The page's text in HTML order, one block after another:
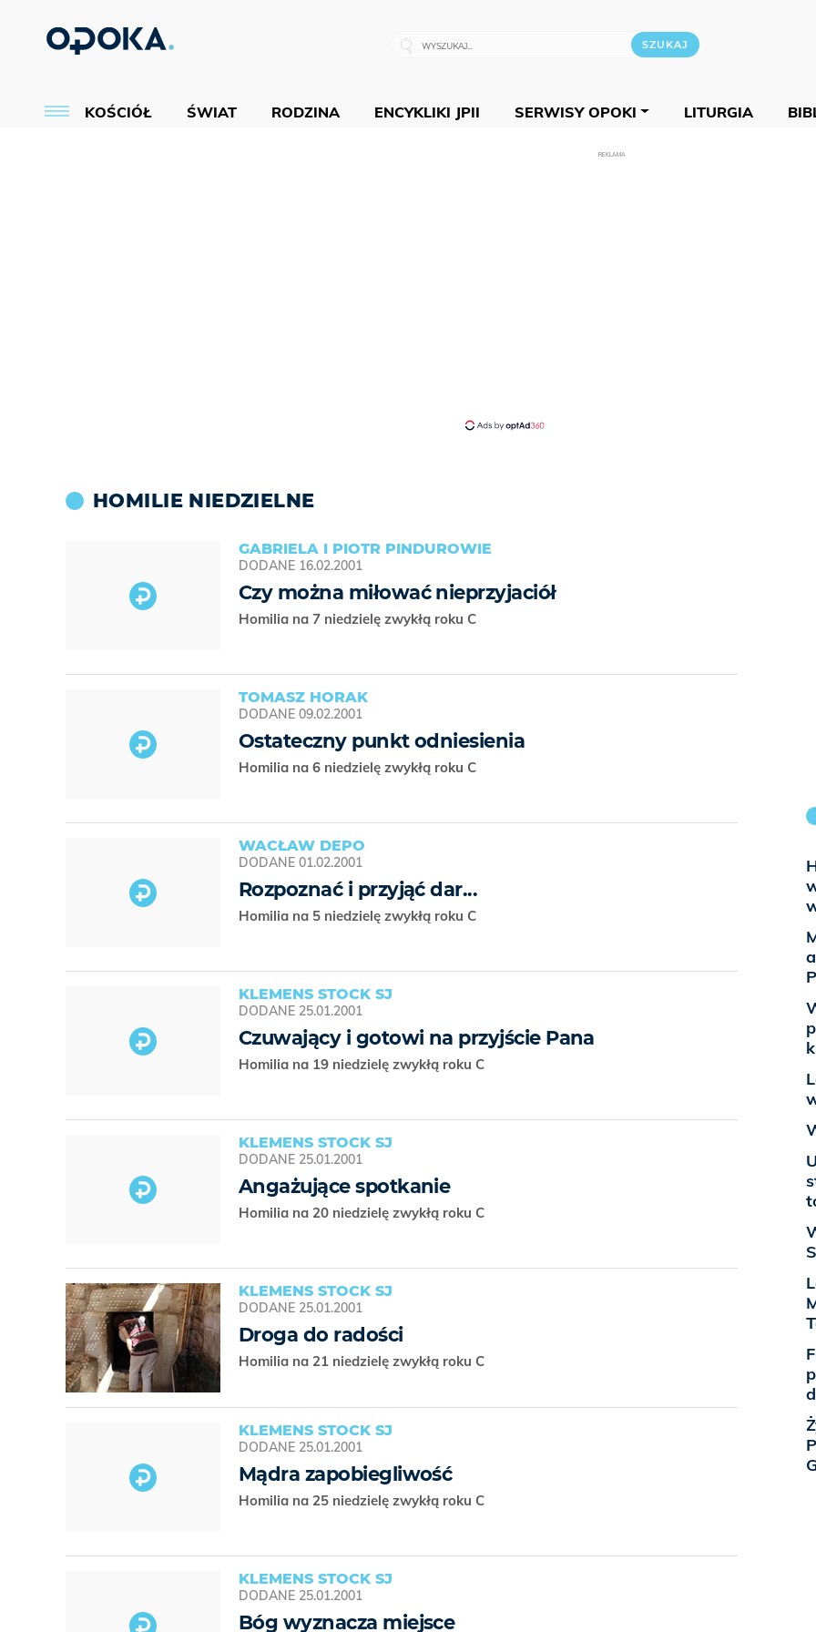
KOŚCIÓŁ ŚWIAT RODZINA ENCYKLIKI JPII SERWISY OPOKI LITURGIA
REKLAMA
HOMILIE NIEDZIELNE
GABRIELA I PIOTR PINDUROWIE
DODANE 16.02.2001
Czy można miłować nieprzyjaciół
Homilia na 7 niedzielę zwykłą roku C
TOMASZ HORAK
DODANE 09.02.2001
Ostateczny punkt odniesienia
Homilia na 6 niedzielę zwykłą roku C
WACŁAW DEPO
DODANE 01.02.2001
Rozpoznać i przyjąć dar...
Homilia na 5 niedzielę zwykłą roku C
KLEMENS STOCK SJ
DODANE 25.01.2001
Czuwający i gotowi na przyjście Pana
Homilia na 19 niedzielę zwykłą roku C
KLEMENS STOCK SJ
DODANE 25.01.2001
Angażujące spotkanie
Homilia na 20 niedzielę zwykłą roku C
KLEMENS STOCK SJ
DODANE 25.01.2001
Droga do radości
Homilia na 21 niedzielę zwykłą roku C
KLEMENS STOCK SJ
DODANE 25.01.2001
Mądra zapobiegliwość
Homilia na 25 niedzielę zwykłą roku C
KLEMENS STOCK SJ
DODANE 25.01.2001
Bóg wyznacza miejsce